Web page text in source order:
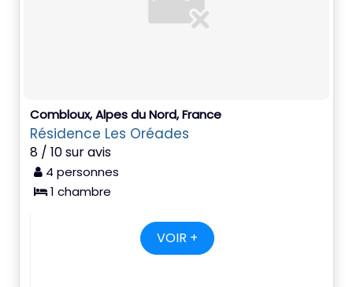
Combloux, Alpes du Nord, France
Résidence Les Oréades
8 / 10 sur avis
4 personnes
1 chambre
VOIR +